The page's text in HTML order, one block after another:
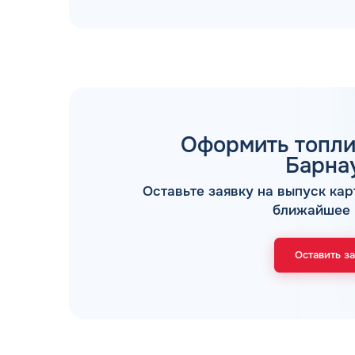
Оформить
Оставьте заявку на выпуск
ближайшее
Оставить
ТОПЛИВНЫЕ
Мы свяжемся с